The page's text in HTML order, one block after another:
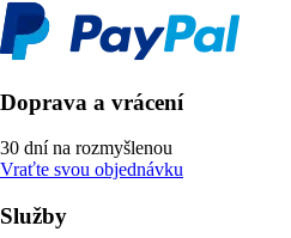
Doprava a vrácení
30 dní na rozmyšlenou
Vraťte svou objednávku
Služby